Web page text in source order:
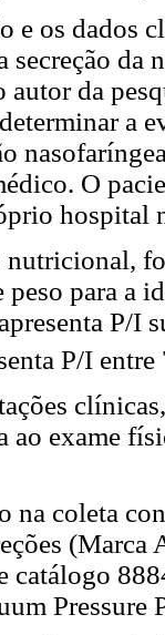
e os dados
secreção da
autor da
a
O
hospital
nutricional,
peso para a
P/I
P/I
ao exame
na coleta
catálogo
Pressure